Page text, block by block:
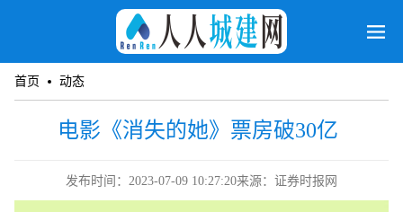
首页 动态
电影《消失的她》票房破30亿
发布时间：2023-07-09 10:27:20来源：证券时报网